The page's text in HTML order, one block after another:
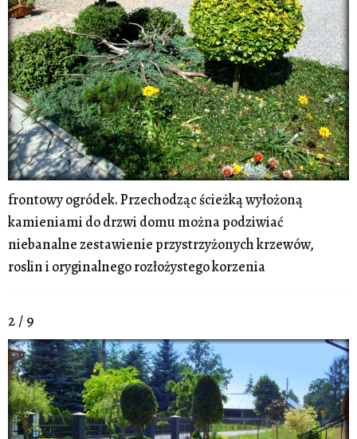
frontowy ogródek. Przechodząc ścieżką wyłożoną
kamieniami do drzwi domu można podziwiać
niebanalne zestawienie przystrzyżonych krzewów,
roslin i oryginalnego rozłożystego korzenia
2 / 9